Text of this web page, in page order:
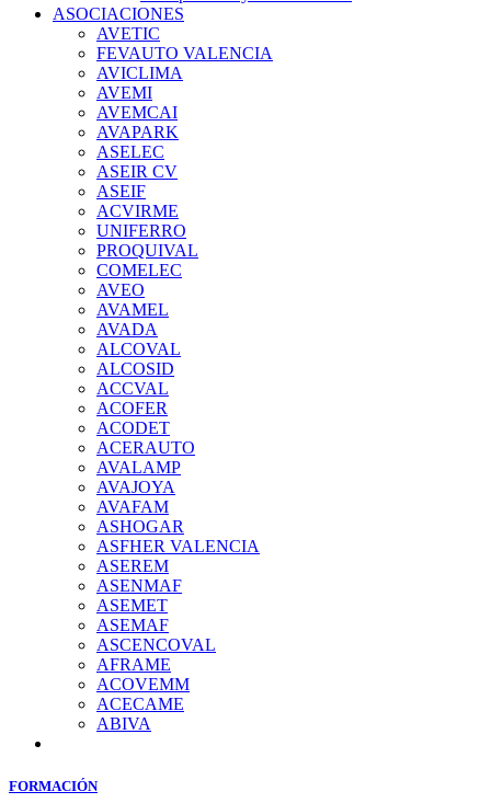
ASOCIACIONES
AVETIC
FEVAUTO VALENCIA
AVICLIMA
AVEMI
AVEMCAI
AVAPARK
ASELEC
ASEIR CV
ASEIF
ACVIRME
UNIFERRO
PROQUIVAL
COMELEC
AVEO
AVAMEL
AVADA
ALCOVAL
ALCOSID
ACCVAL
ACOFER
ACODET
ACERAUTO
AVALAMP
AVAJOYA
AVAFAM
ASHOGAR
ASFHER VALENCIA
ASEREM
ASENMAF
ASEMET
ASEMAF
ASCENCOVAL
AFRAME
ACOVEMM
ACECAME
ABIVA
FORMACIÓN